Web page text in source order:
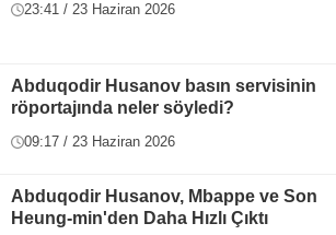
23:41 / 23 Haziran 2026
Abduqodir Husanov basın servisinin
röportajında neler söyledi?
09:17 / 23 Haziran 2026
Abduqodir Husanov, Mbappe ve Son
Heung-min'den Daha Hızlı Çıktı